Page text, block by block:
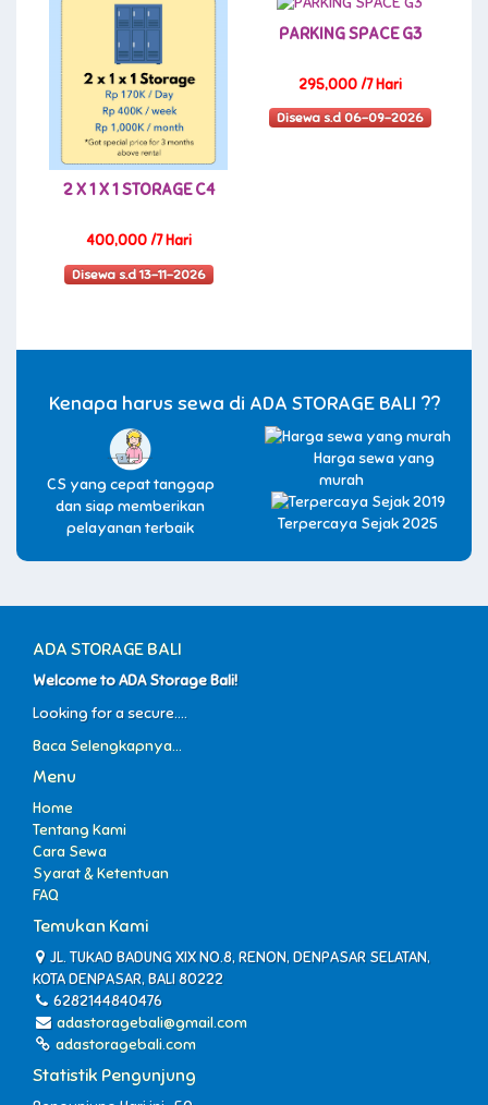
2 X 1 X 1 STORAGE C4
400,000 /7 Hari
Disewa s.d 13-11-2026
PARKING SPACE G3
295,000 /7 Hari
Disewa s.d 06-09-2026
Kenapa harus sewa di ADA STORAGE BALI ??
CS yang cepat tanggap
dan siap memberikan
pelayanan terbaik
Harga sewa yang
murah
Terpercaya Sejak 2025
ADA STORAGE BALI
Welcome to ADA Storage Bali!
Looking for a secure....
Baca Selengkapnya...
Menu
Home
Tentang Kami
Cara Sewa
Syarat & Ketentuan
FAQ
Temukan Kami
JL. TUKAD BADUNG XIX NO.8, RENON, DENPASAR SELATAN,
KOTA DENPASAR, BALI 80222
6282144840476
adastoragebali@gmail.com
adastoragebali.com
Statistik Pengunjung